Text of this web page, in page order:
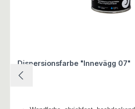
Dispersionsfarbe "Innevägg 07"